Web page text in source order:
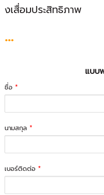
งเสื่อมประสิทธิภาพ
...
แบบ
ชื่อ*
นามสกุล*
เบอร์ติดต่อ*